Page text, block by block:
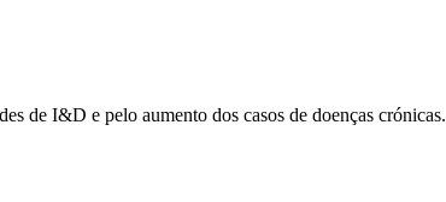
de I&D e pelo aumento dos casos de doenças crónicas.